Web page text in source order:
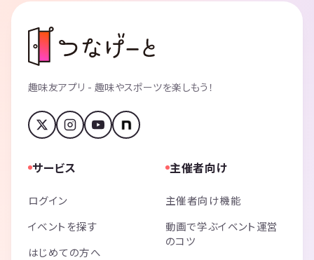
趣味友アプリ - 趣味やスポーツを楽しもう！
サービス
ログイン
イベントを探す
はじめての方へ
主催者向け
主催者向け機能
動画で学ぶイベント運営
のコツ